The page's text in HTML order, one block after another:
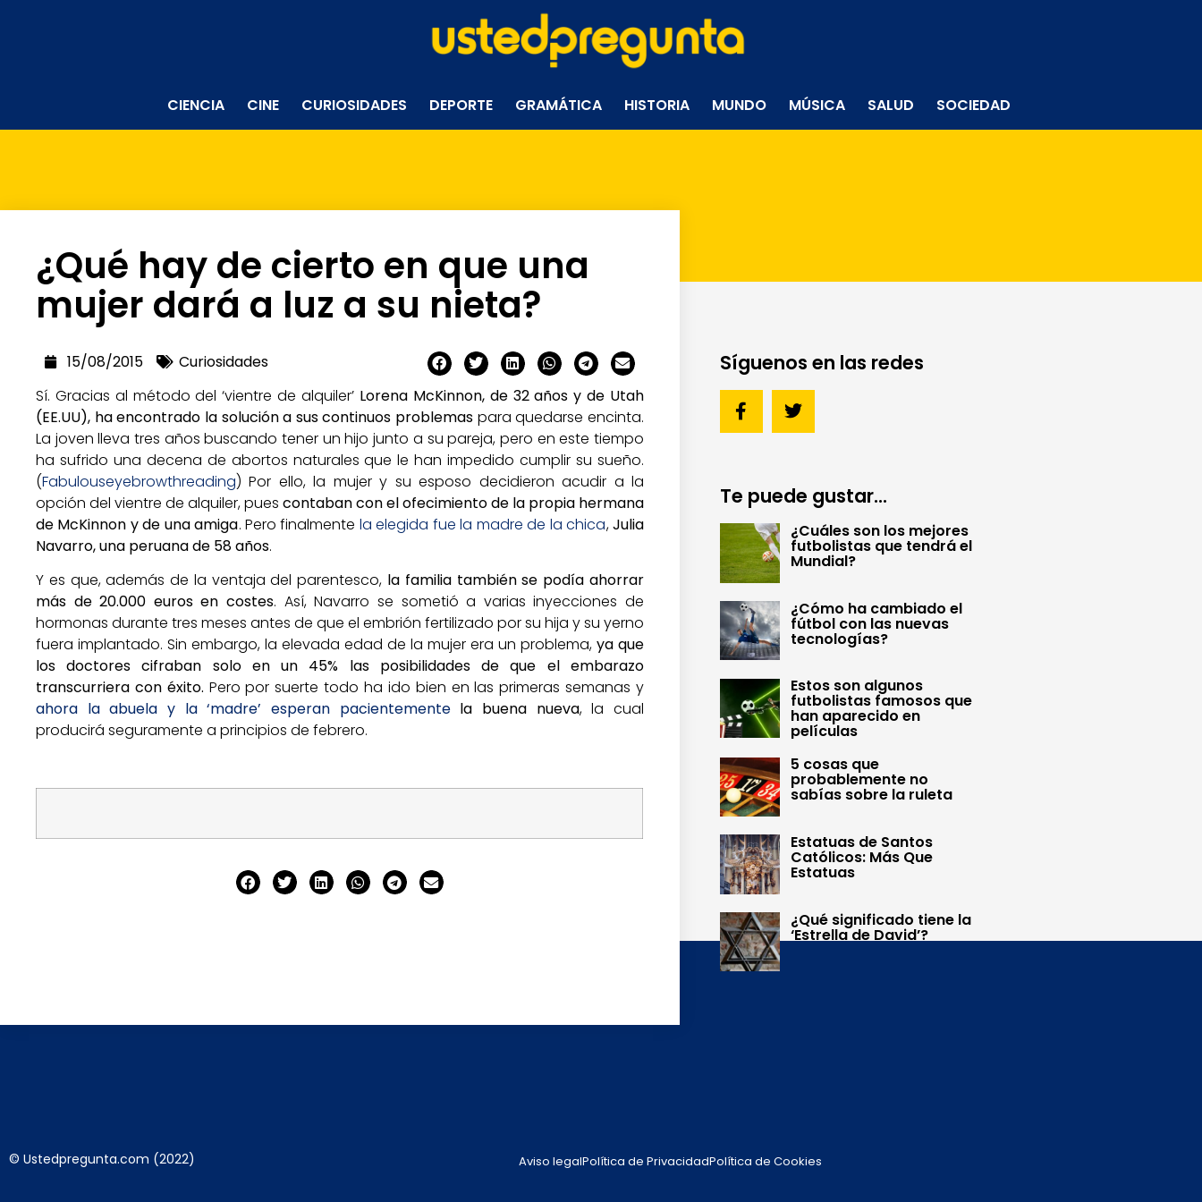
CIENCIA CINE CURIOSIDADES DEPORTE GRAMÁTICA HISTORIA MUNDO MÚSICA SALUD SOCIEDAD
¿Qué hay de cierto en que una
mujer dará a luz a su nieta?
15/08/2015
Curiosidades
Sí. Gracias al método del ‘vientre de alquiler’ Lorena McKinnon, de 32 años y de Utah
(EE.UU), ha encontrado la solución a sus continuos problemas para quedarse encinta.
La joven lleva tres años buscando tener un hijo junto a su pareja, pero en este tiempo
ha sufrido una decena de abortos naturales que le han impedido cumplir su sueño.
(Fabulouseyebrowthreading) Por ello, la mujer y su esposo decidieron acudir a la
opción del vientre de alquiler, pues contaban con el ofecimiento de la propia hermana
de McKinnon y de una amiga. Pero finalmente la elegida fue la madre de la chica,Julia
Navarro, una peruana de 58 años.
Y es que, además de la ventaja del parentesco, la familia también se podía ahorrar
más de 20.000 euros en costes. Así, Navarro se sometió a varias inyecciones de
hormonas durante tres meses antes de que el embrión fertilizado por su hija y su yerno
fuera implantado. Sin embargo, la elevada edad de la mujer era un problema, ya que
los doctores cifraban solo en un 45% las posibilidades de que el embarazo
transcurriera con éxito. Pero por suerte todo ha ido bien en las primeras semanas y
ahora la abuela y la ‘madre’ esperan pacientementela buena nueva, la cual
producirá seguramente a principios de febrero.
Síguenos en las redes
Te puede gustar...
¿Cuáles son los mejores
futbolistas que tendrá el
Mundial?
¿Cómo ha cambiado el
fútbol con las nuevas
tecnologías?
Estos son algunos
futbolistas famosos que
han aparecido en
películas
5 cosas que
probablemente no
sabías sobre la ruleta
Estatuas de Santos
Católicos: Más Que
Estatuas
¿Qué significado tiene la
‘Estrella de David’?
© Ustedpregunta.com (2022) Aviso legalPolítica de PrivacidadPolítica de Cookies